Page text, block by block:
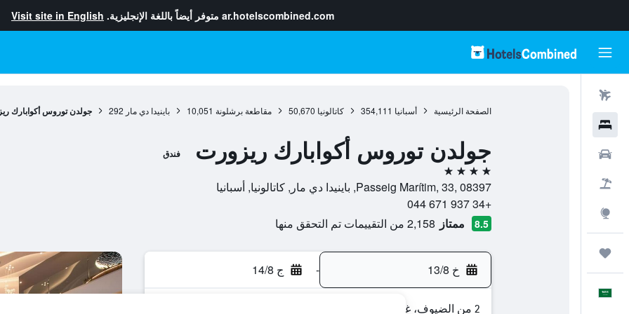
ar.hotelscombined.com متوفر أيضاً باللغة الإنجليزية. Visit site in English
الصفحة الرئيسية أسبانيا 354,111 كاتالونيا 50,670 مقاطعة برشلونة 10,051 باينيدا دي مار 292 جولدن توروس أكوابارك
جولدن توروس أكوابارك ريزورت فندق
4 نجوم
Passeig Marítim, 33, 08397, باينيدا دي مار, كاتالونيا, أسبانيا
+34 937 671 044
8.5 ممتاز 2,158 من التقييمات تم التحقق منها
خ 13/8 - ج 14/8
2 من الضيوف، غرفة واحدة